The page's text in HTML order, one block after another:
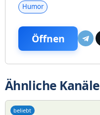
Humor
Öffnen
Ähnliche Kanäle
beliebt